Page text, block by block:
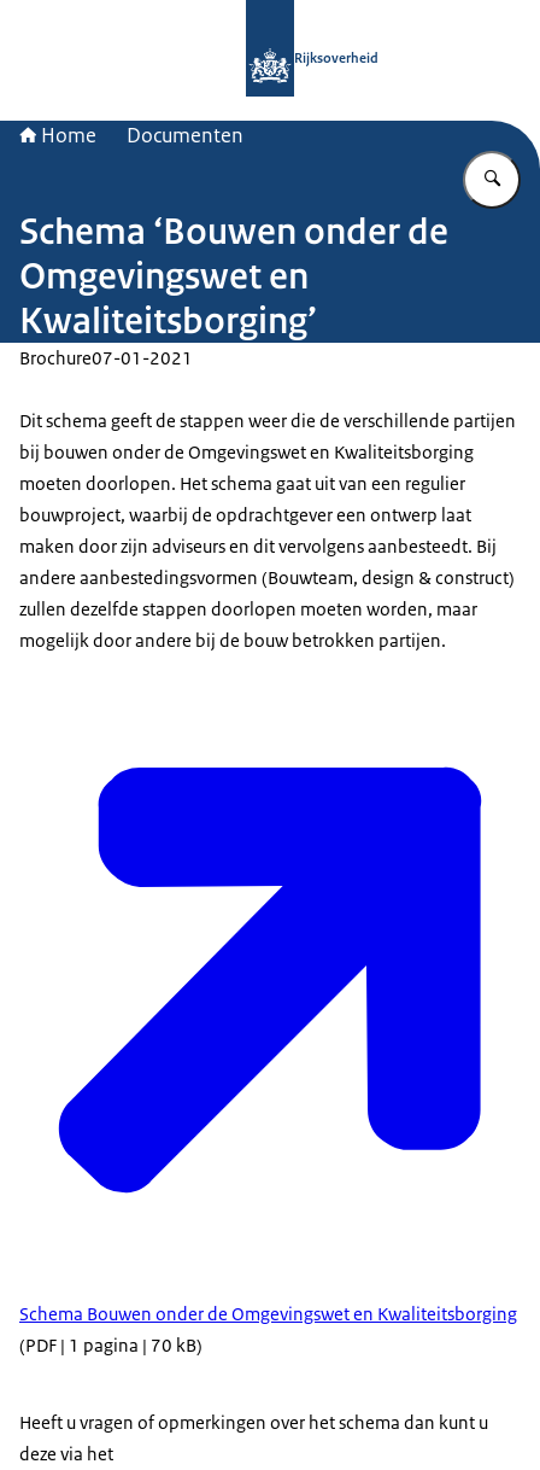
Rijksoverheid
Home Documenten
Schema ‘Bouwen onder de
Omgevingswet en
Kwaliteitsborging’
Brochure07-01-2021
Dit schema geeft de stappen weer die de verschillende partijen
bij bouwen onder de Omgevingswet en Kwaliteitsborging
moeten doorlopen. Het schema gaat uit van een regulier
bouwproject, waarbij de opdrachtgever een ontwerp laat
maken door zijn adviseurs en dit vervolgens aanbesteedt. Bij
andere aanbestedingsvormen (Bouwteam, design & construct)
zullen dezelfde stappen doorlopen moeten worden, maar
mogelijk door andere bij de bouw betrokken partijen.
Schema Bouwen onder de Omgevingswet en Kwaliteitsborging
(PDF | 1 pagina | 70 kB)
Heeft u vragen of opmerkingen over het schema dan kunt u
deze via het